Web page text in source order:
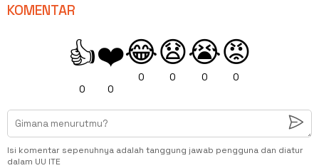
KOMENTAR
👍
0
❤️
0
😂
0
😧
0
😭
0
😡
0
Isi komentar sepenuhnya adalah tanggung jawab pengguna dan diatur
dalam UU ITE